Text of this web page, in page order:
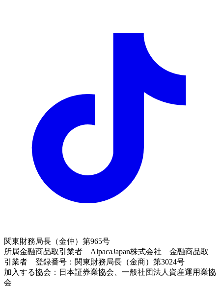
関東財務局長（金仲）第965号
所属金融商品取引業者 AlpacaJapan株式会社 金融商品取
引業者 登録番号：関東財務局長（金商）第3024号
加入する協会：日本証券業協会、一般社団法人資産運用業協
会